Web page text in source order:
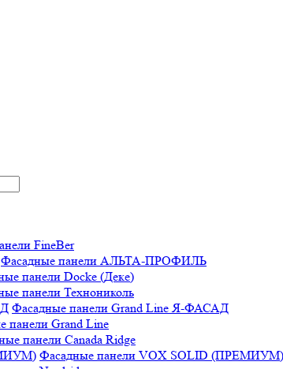
FineBer
Фасадные панели АЛЬТА-ПРОФИЛЬ
панели Docke (Деке)
панели Технониколь
Фасадные панели Grand Line Я-ФАСАД
панели Grand Line
панели Canada Ridge
Фасадные панели VOX SOLID (ПРЕМИУМ)